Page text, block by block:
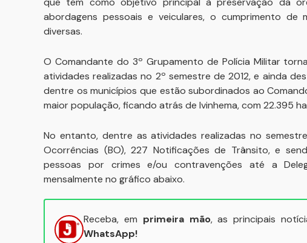
abordagens pessoais e veiculares, o cumprimento
diversas.
O Comandante do 3º Grupamento de Polícia Militar
atividades realizadas no 2º semestre de 2012, e ainda
dentre os municípios que estão subordinados ao
maior população, ficando atrás de Ivinhema, com 22.395
No entanto, dentre as atividades realizadas no
Ocorrências (BO), 227 Notificações de Trânsito, e
pessoas por crimes e/ou contravenções até a
mensalmente no gráfico abaixo.
Receba, em primeira mão, as principais
WhatsApp!